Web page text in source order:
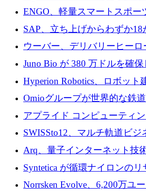
ットフォームを拡大するため
のプレシードをクローズ
ENGO、軽量スマートスポー
進歩のために510万ユーロを
SAP、立ち上げからわずか18
を10億ユーロ以上の契約で買
ウーバー、デリバリーヒーロ
の契約で買収、99か国にまた
ォームを構築
Juno Bio が 380 万ドルを確
専用の初のシーケンスラボを
Hyperion Robotics、ロボット
万ドルを確保
Omioグループが世界的な鉄
を目指してRail Europeを買収
アプライド コンピューティ
向け基盤 AI の拡張に 2,000
SWISSto12、マルチ軌道ビジ
ためにシリーズCで7,000万
Arq、量子インターネット技
して140万ドルを確保
Syntetica が循環ナイロンの
にシリーズ A で 3,000 万ド
Norrsken Evolve、6,200万ユ